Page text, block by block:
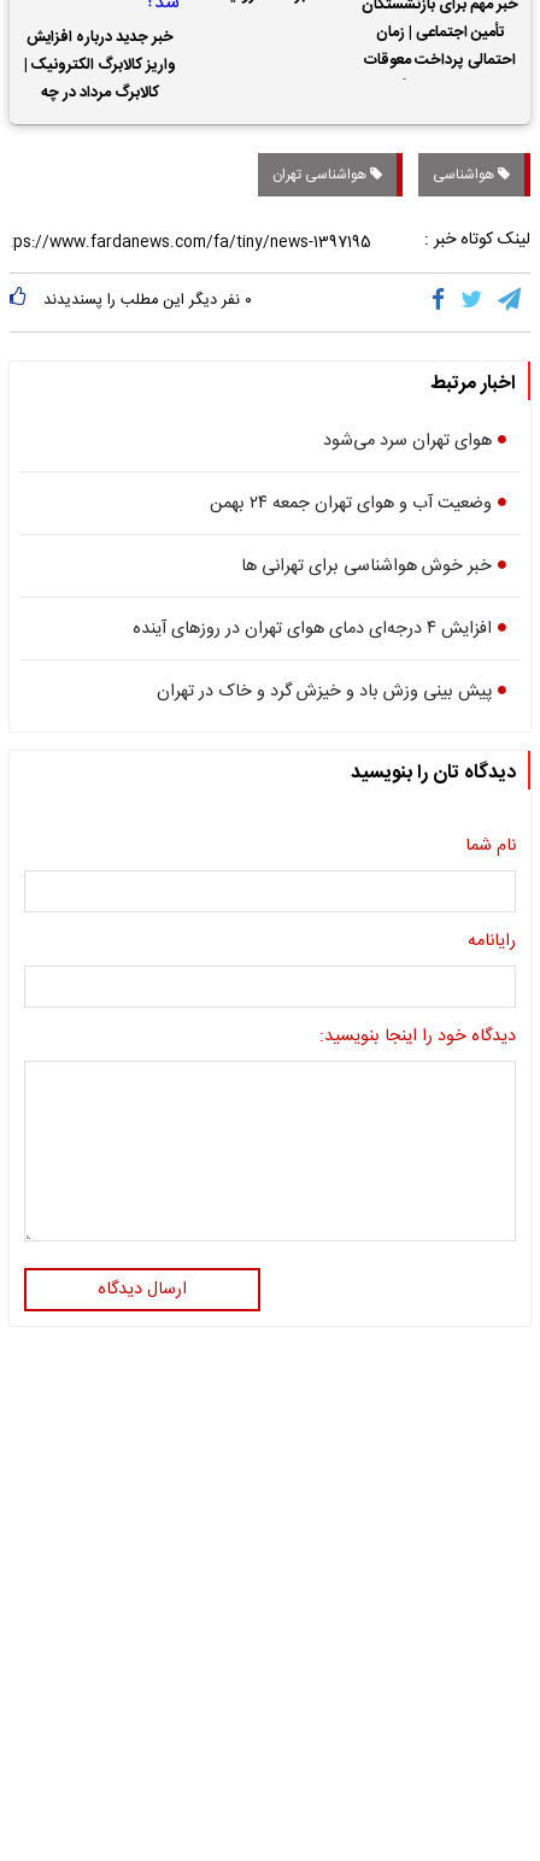
خبر مهم برای بازنشستگان
تأمین اجتماعی | زمان
احتمالی پرداخت معوقات
خبر جدید درباره افزایش
واریز کالابرگ الکترونیک |
کالابرگ مرداد در چه
تاریخی واریز خواهد شد؟
هواشناسی هواشناسی تهران
لینک کوتاه خبر :
۰ نفر دیگر این مطلب را پسندیدند
اخبار مرتبط
هوای تهران سرد می‌شود
وضعیت آب و هوای تهران جمعه ۲۴ بهمن
خبر خوش هواشناسی برای تهرانی ها
افزایش ۴ درجه‌ای دمای هوای تهران در روزهای آینده
پیش بینی وزش باد و خیزش گرد و خاک در تهران
دیدگاه تان را بنویسید
نام شما
رایانامه
دیدگاه خود را اینجا بنویسید:
ارسال دیدگاه